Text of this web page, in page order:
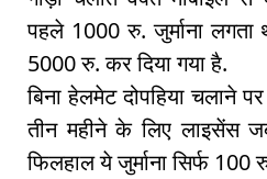
पहले 1000 रु. जुर्माना
5000 रु. कर दिया गया है.
बिना हेलमेट दोपहिया चलाने
तीन महीने के लिए लाइसेंस
फिलहाल ये जुर्माना सिर्फ 100